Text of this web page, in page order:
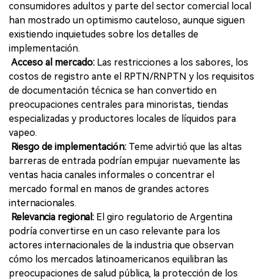
consumidores adultos y parte del sector comercial local
han mostrado un optimismo cauteloso, aunque siguen
existiendo inquietudes sobre los detalles de
implementación.
Acceso al mercado: Las restricciones a los sabores, los
costos de registro ante el RPTN/RNPTN y los requisitos
de documentación técnica se han convertido en
preocupaciones centrales para minoristas, tiendas
especializadas y productores locales de líquidos para
vapeo.
Riesgo de implementación: Teme advirtió que las altas
barreras de entrada podrían empujar nuevamente las
ventas hacia canales informales o concentrar el
mercado formal en manos de grandes actores
internacionales.
Relevancia regional: El giro regulatorio de Argentina
podría convertirse en un caso relevante para los
actores internacionales de la industria que observan
cómo los mercados latinoamericanos equilibran las
preocupaciones de salud pública, la protección de los